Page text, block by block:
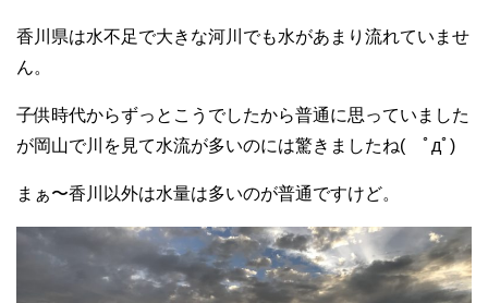
香川県は水不足で大きな河川でも水があまり流れていませ
ん。
子供時代からずっとこうでしたから普通に思っていました
が岡山で川を見て水流が多いのには驚きましたね( ﾟдﾟ)
まぁ〜香川以外は水量は多いのが普通ですけど。